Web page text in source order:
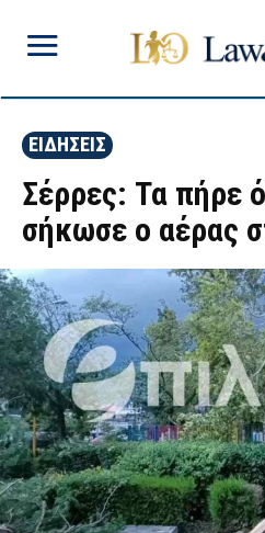
ΕΙΔΗΣΕΙΣ
Σέρρες: Τα πήρε
σήκωσε ο αέρας